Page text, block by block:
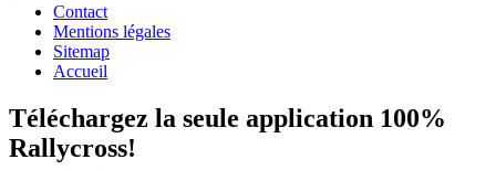
Contact
Mentions légales
Sitemap
Accueil
Téléchargez la seule application 100%
Rallycross!